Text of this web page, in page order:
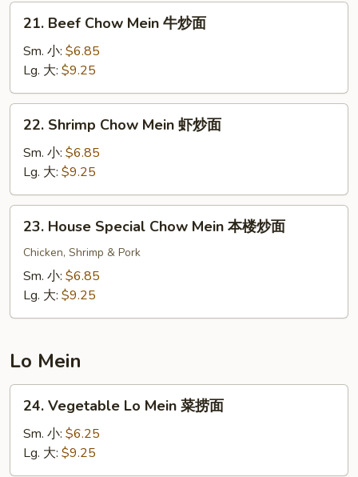
炒
21.
Beef
Chow
Mein
牛
炒
21. Beef Chow Mein 牛炒面
Sm. 小: $6.85
Lg. 大: $9.25
22.
Shrimp
Chow
Mein
虾
炒
22. Shrimp Chow Mein 虾炒面
Sm. 小: $6.85
Lg. 大: $9.25
23.
House
Special
Chow
Mein
面
23. House Special Chow Mein 本楼炒面
Chicken, Shrimp & Pork
Sm. 小: $6.85
Lg. 大: $9.25
Lo Mein
24.
Vegetable
Lo
Mein
菜
24. Vegetable Lo Mein 菜捞面
Sm. 小: $6.25
Lg. 大: $9.25